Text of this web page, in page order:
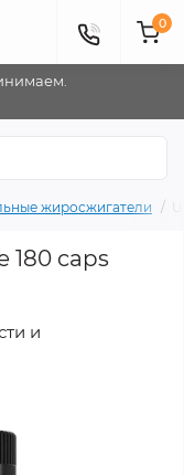
0
жиросжигатели
180 caps
и